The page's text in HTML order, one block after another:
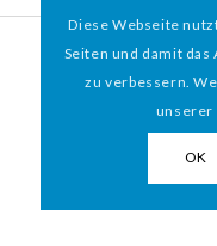
© 2026 HAMBURGER*MIT
Diese Webseite
Seiten und damit
zu verbessern.
unserer
OK